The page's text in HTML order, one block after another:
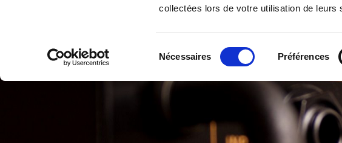
collectées lors de votre utilisation de leurs
du
Nécessaires Préférences